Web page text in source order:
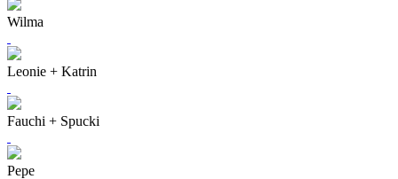
Wilma
Leonie + Katrin
Fauchi + Spucki
Pepe